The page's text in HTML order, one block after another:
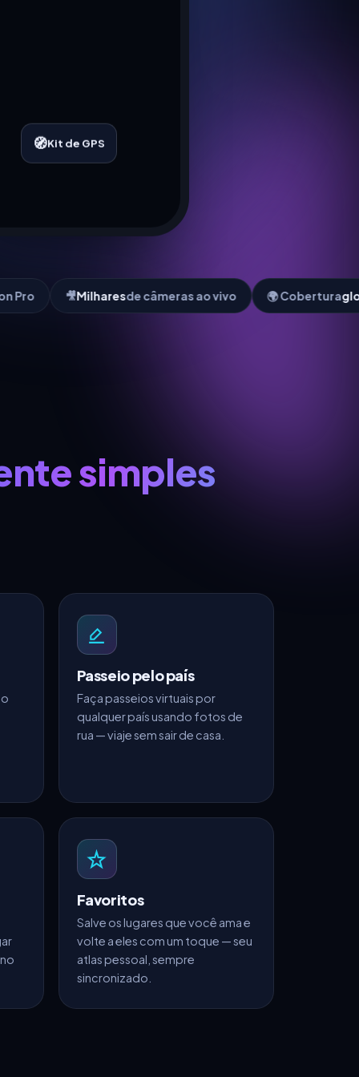
🧭Kit de GPS
de câmeras ao vivo 🌍 Coberturaglobal 3D 📍 Kit de
simples
Passeio pelo país
Faça passeios virtuais por
qualquer país usando fotos de
rua — viaje sem sair de casa.
Favoritos
Salve os lugares que você ama e
volte a eles com um toque — seu
atlas pessoal, sempre
sincronizado.